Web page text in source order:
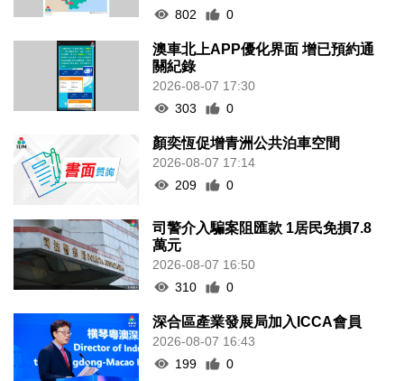
802
0
澳車北上APP優化界面 增已預約通
關紀錄
2026-08-07 17:30
303
0
顏奕恆促增青洲公共泊車空間
2026-08-07 17:14
209
0
司警介入騙案阻匯款 1居民免損7.8
萬元
2026-08-07 16:50
310
0
深合區產業發展局加入ICCA會員
2026-08-07 16:43
199
0